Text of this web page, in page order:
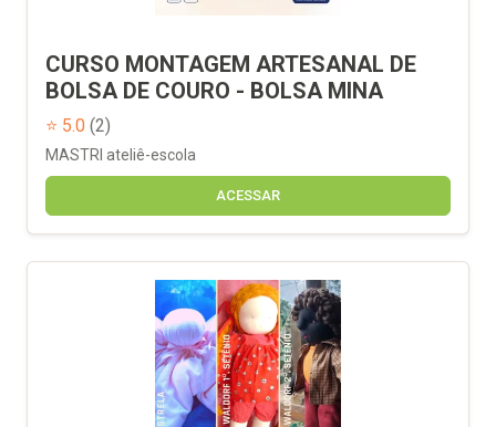
CURSO MONTAGEM ARTESANAL DE
BOLSA DE COURO - BOLSA MINA
⭐ 5.0 (2)
MASTRI ateliê-escola
ACESSAR